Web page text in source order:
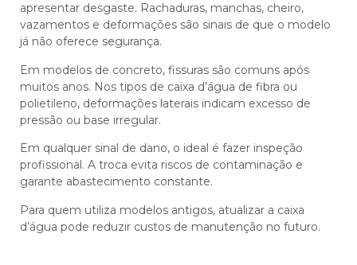
apresentar desgaste. Rachaduras, manchas, cheiro,
vazamentos e deformações são sinais de que o modelo
já não oferece segurança.
Em modelos de concreto, fissuras são comuns após
muitos anos. Nos tipos de caixa d’água de fibra ou
polietileno, deformações laterais indicam excesso de
pressão ou base irregular.
Em qualquer sinal de dano, o ideal é fazer inspeção
profissional. A troca evita riscos de contaminação e
garante abastecimento constante.
Para quem utiliza modelos antigos, atualizar a caixa
d’água pode reduzir custos de manutenção no futuro.